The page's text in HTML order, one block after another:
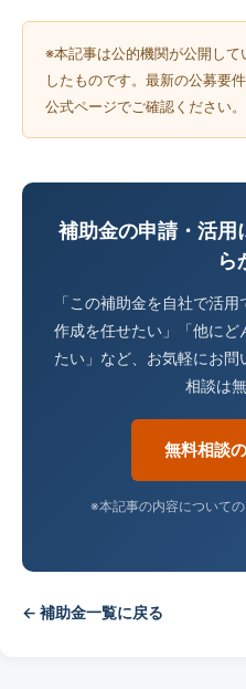
※本記事は公的機関が公開し
したものです。最新の公募要
公式ページでご確認ください。
補助金の申請・活用
ら
「この補助金を自社で活
作成を任せたい」「他にど
たい」など、お気軽にお
相談は
無料相談
※本記事の内容について
← 補助金一覧に戻る